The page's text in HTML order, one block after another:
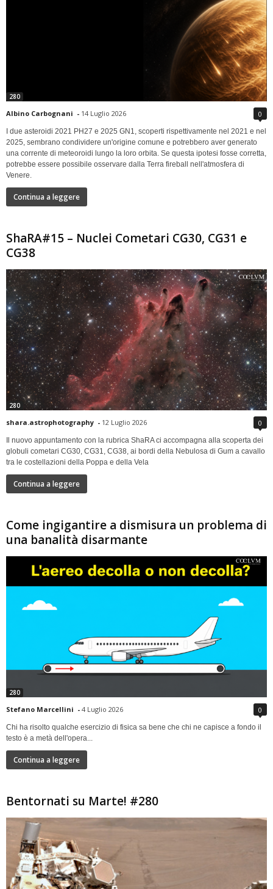
280
Albino Carbognani - 14 Luglio 2026 0
I due asteroidi 2021 PH27 e 2025 GN1, scoperti rispettivamente nel 2021 e nel
2025, sembrano condividere un'origine comune e potrebbero aver generato
una corrente di meteoroidi lungo la loro orbita. Se questa ipotesi fosse corretta,
potrebbe essere possibile osservare dalla Terra fireball nell'atmosfera di
Venere.
Continua a leggere
ShaRA#15 – Nuclei Cometari CG30, CG31 e
CG38
280
shara.astrophotography - 12 Luglio 2026 0
Il nuovo appuntamento con la rubrica ShaRA ci accompagna alla scoperta dei
globuli cometari CG30, CG31, CG38, ai bordi della Nebulosa di Gum a cavallo
tra le costellazioni della Poppa e della Vela
Continua a leggere
Come ingigantire a dismisura un problema di
una banalità disarmante
280
Stefano Marcellini - 4 Luglio 2026 0
Chi ha risolto qualche esercizio di fisica sa bene che chi ne capisce a fondo il
testo è a metà dell'opera...
Continua a leggere
Bentornati su Marte! #280